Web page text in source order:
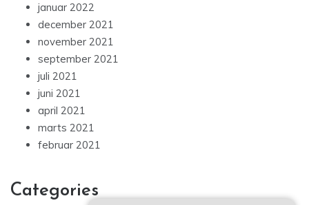
januar 2022
december 2021
november 2021
september 2021
juli 2021
juni 2021
april 2021
marts 2021
februar 2021
Categories